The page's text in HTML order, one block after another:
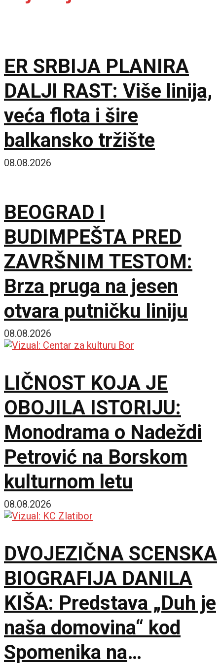
ER SRBIJA PLANIRA
DALJI RAST: Više linija,
veća flota i šire
balkansko tržište
08.08.2026
BEOGRAD I
BUDIMPEŠTA PRED
ZAVRŠNIM TESTOM:
Brza pruga na jesen
otvara putničku liniju
08.08.2026
LIČNOST KOJA JE
OBOJILA ISTORIJU:
Monodrama o Nadeždi
Petrović na Borskom
kulturnom letu
08.08.2026
DVOJEZIČNA SCENSKA
BIOGRAFIJA DANILA
KIŠA: Predstava „Duh je
naša domovina“ kod
Spomenika na